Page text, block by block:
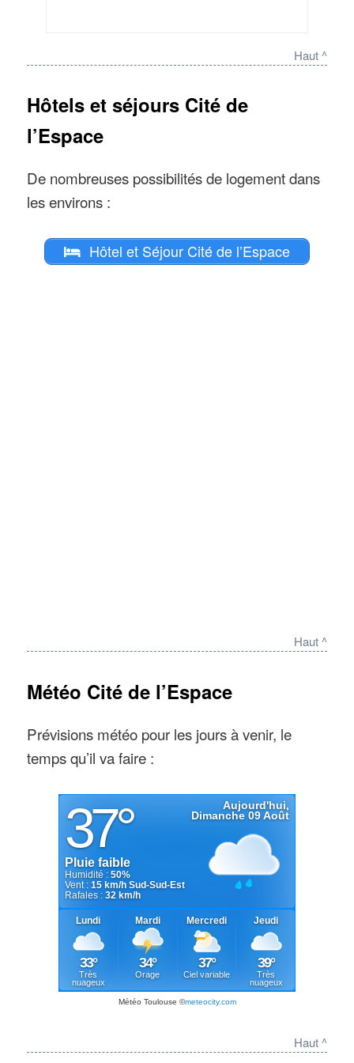
Haut ^
Hôtels et séjours Cité de
l’Espace
De nombreuses possibilités de logement dans
les environs :
Hôtel et Séjour Cité de l’Espace
Haut ^
Météo Cité de l’Espace
Prévisions météo pour les jours à venir, le
temps qu’il va faire :
Météo Toulouse ©meteocity.com
Haut ^